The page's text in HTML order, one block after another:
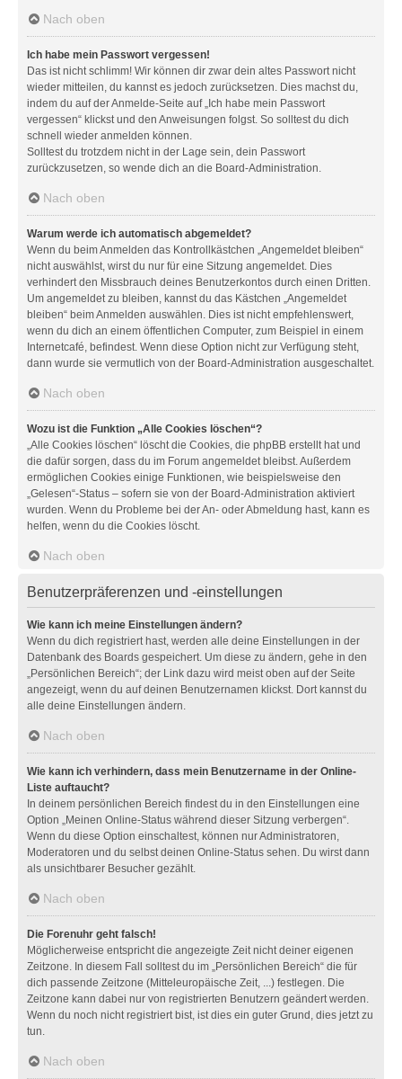
Nach oben
Ich habe mein Passwort vergessen!
Das ist nicht schlimm! Wir können dir zwar dein altes Passwort nicht
wieder mitteilen, du kannst es jedoch zurücksetzen. Dies machst du,
indem du auf der Anmelde-Seite auf „Ich habe mein Passwort
vergessen“ klickst und den Anweisungen folgst. So solltest du dich
schnell wieder anmelden können.
Solltest du trotzdem nicht in der Lage sein, dein Passwort
zurückzusetzen, so wende dich an die Board-Administration.
Nach oben
Warum werde ich automatisch abgemeldet?
Wenn du beim Anmelden das Kontrollkästchen „Angemeldet bleiben“
nicht auswählst, wirst du nur für eine Sitzung angemeldet. Dies
verhindert den Missbrauch deines Benutzerkontos durch einen Dritten.
Um angemeldet zu bleiben, kannst du das Kästchen „Angemeldet
bleiben“ beim Anmelden auswählen. Dies ist nicht empfehlenswert,
wenn du dich an einem öffentlichen Computer, zum Beispiel in einem
Internetcafé, befindest. Wenn diese Option nicht zur Verfügung steht,
dann wurde sie vermutlich von der Board-Administration ausgeschaltet.
Nach oben
Wozu ist die Funktion „Alle Cookies löschen“?
„Alle Cookies löschen“ löscht die Cookies, die phpBB erstellt hat und
die dafür sorgen, dass du im Forum angemeldet bleibst. Außerdem
ermöglichen Cookies einige Funktionen, wie beispielsweise den
„Gelesen“-Status – sofern sie von der Board-Administration aktiviert
wurden. Wenn du Probleme bei der An- oder Abmeldung hast, kann es
helfen, wenn du die Cookies löscht.
Nach oben
Benutzerpräferenzen und -einstellungen
Wie kann ich meine Einstellungen ändern?
Wenn du dich registriert hast, werden alle deine Einstellungen in der
Datenbank des Boards gespeichert. Um diese zu ändern, gehe in den
„Persönlichen Bereich“; der Link dazu wird meist oben auf der Seite
angezeigt, wenn du auf deinen Benutzernamen klickst. Dort kannst du
alle deine Einstellungen ändern.
Nach oben
Wie kann ich verhindern, dass mein Benutzername in der Online-
Liste auftaucht?
In deinem persönlichen Bereich findest du in den Einstellungen eine
Option „Meinen Online-Status während dieser Sitzung verbergen“.
Wenn du diese Option einschaltest, können nur Administratoren,
Moderatoren und du selbst deinen Online-Status sehen. Du wirst dann
als unsichtbarer Besucher gezählt.
Nach oben
Die Forenuhr geht falsch!
Möglicherweise entspricht die angezeigte Zeit nicht deiner eigenen
Zeitzone. In diesem Fall solltest du im „Persönlichen Bereich“ die für
dich passende Zeitzone (Mitteleuropäische Zeit, ...) festlegen. Die
Zeitzone kann dabei nur von registrierten Benutzern geändert werden.
Wenn du noch nicht registriert bist, ist dies ein guter Grund, dies jetzt zu
tun.
Nach oben